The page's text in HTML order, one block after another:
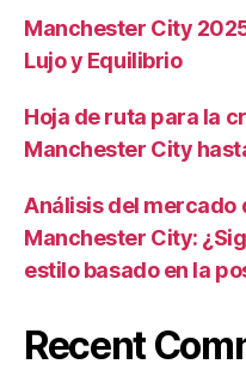
Manchester City
Lujo y Equilibrio
Hoja de ruta para la
Manchester City
Análisis del mercado
Manchester City:
estilo basado en la
Recent